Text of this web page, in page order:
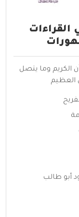
القراءات
الكريم وما يتصل
العظيم
أبو طالب